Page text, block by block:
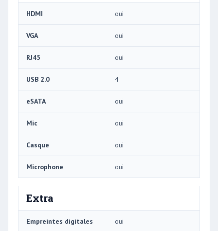
HDMI oui
VGA oui
RJ45 oui
USB 2.0 4
eSATA oui
Mic oui
Casque oui
Microphone oui
Extra
Empreintes digitales oui